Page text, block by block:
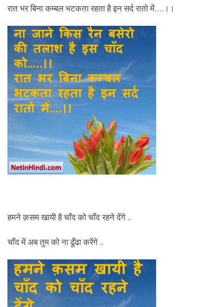
रात भर बिना कम्बल भटकता रहता है इन सर्द रातो में….।।
हमने क़सम खायी है चाँद को चाँद रहने देंगे ..
चाँद में अब तुम को ना ढूँढा करेंगे ..